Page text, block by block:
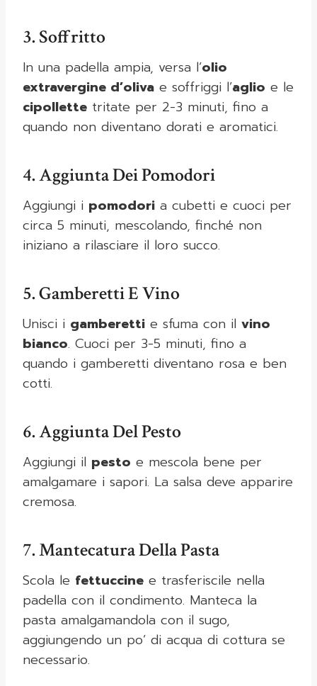
3. Soffritto
In una padella ampia, versa l’olio
extravergine d’oliva e soffriggi l’aglio e le
cipollette tritate per 2-3 minuti, fino a
quando non diventano dorati e aromatici.
4. Aggiunta Dei Pomodori
Aggiungi i pomodori a cubetti e cuoci per
circa 5 minuti, mescolando, finché non
iniziano a rilasciare il loro succo.
5. Gamberetti E Vino
Unisci i gamberetti e sfuma con il vino
bianco. Cuoci per 3-5 minuti, fino a
quando i gamberetti diventano rosa e ben
cotti.
6. Aggiunta Del Pesto
Aggiungi il pesto e mescola bene per
amalgamare i sapori. La salsa deve apparire
cremosa.
7. Mantecatura Della Pasta
Scola le fettuccine e trasferiscile nella
padella con il condimento. Manteca la
pasta amalgamandola con il sugo,
aggiungendo un po’ di acqua di cottura se
necessario.